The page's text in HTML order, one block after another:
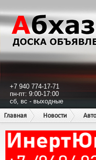
+7 940 774-17-71
пн-пт: 9:00-17:00
сб, вс - выходные
Главная
Новости Авто